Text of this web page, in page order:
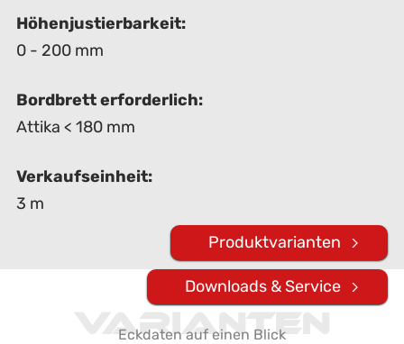
Höhenjustierbarkeit:
0 - 200 mm
Bordbrett erforderlich:
Attika < 180 mm
Verkaufseinheit:
3 m
Produktvarianten
Downloads & Service
Varianten
Eckdaten auf einen Blick